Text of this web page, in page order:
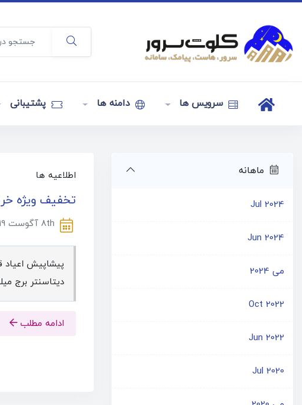
سرویس ها دامنه ها پشتیبانی
ماهانه
Jul 2024
Jun 2024
می 2024
Oct 2022
Jun 2022
Jul 2020
اطلاعیه ها
تخفیف ویژه
پیشاپیش اعیاد
دیتاسنتر برج
ادامه مطلب